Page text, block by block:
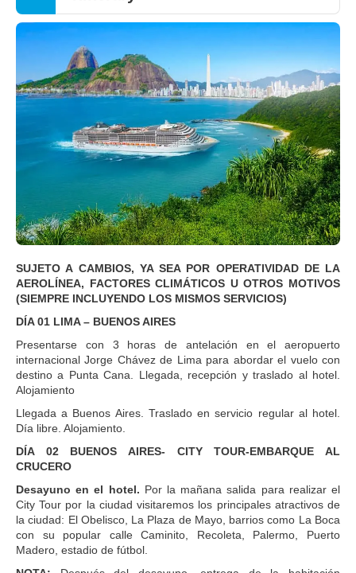
SUJETO A CAMBIOS, YA SEA POR OPERATIVIDAD DE LA
AEROLÍNEA, FACTORES CLIMÁTICOS U OTROS MOTIVOS
(SIEMPRE INCLUYENDO LOS MISMOS SERVICIOS)
DÍA 01 LIMA – BUENOS AIRES
Presentarse con 3 horas de antelación en el aeropuerto
internacional Jorge Chávez de Lima para abordar el vuelo con
destino a Punta Cana. Llegada, recepción y traslado al hotel.
Alojamiento
Llegada a Buenos Aires. Traslado en servicio regular al hotel.
Día libre. Alojamiento.
DÍA 02 BUENOS AIRES- CITY TOUR-EMBARQUE AL
CRUCERO
Desayuno en el hotel. Por la mañana salida para realizar el
City Tour por la ciudad visitaremos los principales atractivos de
la ciudad: El Obelisco, La Plaza de Mayo, barrios como La Boca
con su popular calle Caminito, Recoleta, Palermo, Puerto
Madero, estadio de fútbol.